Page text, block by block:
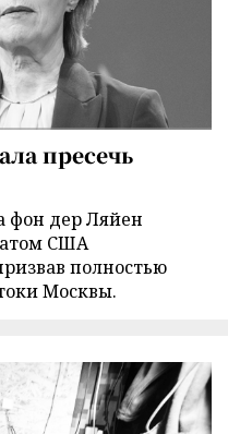
пресечь
фон дер Ляйен
США
полностью
Москвы.